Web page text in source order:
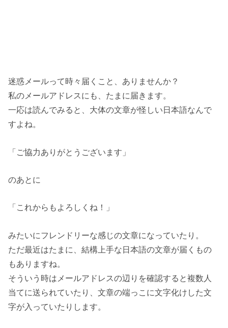
迷惑メールって時々届くこと、ありませんか？
私のメールアドレスにも、たまに届きます。
一応は読んでみると、大体の文章が怪しい日本語なんで
すよね。
「ご協力ありがとうございます」
のあとに
「これからもよろしくね！」
みたいにフレンドリーな感じの文章になっていたり。
ただ最近はたまに、結構上手な日本語の文章が届くもの
もありますね。
そういう時はメールアドレスの辺りを確認すると複数人
当てに送られていたり、文章の端っこに文字化けした文
字が入っていたりします。